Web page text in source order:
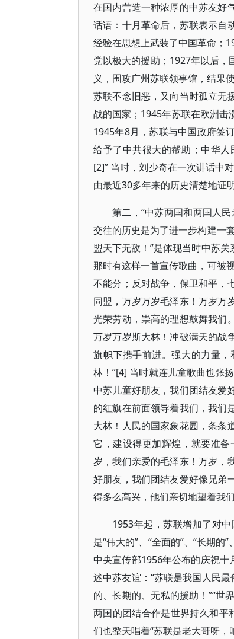
在国内营造一种浓厚的中苏友好
话语：十月革命后，苏联表示自
经验在思想上武装了中国革命；
党以极大的援助；1927年以后
义，围攻广州苏联领事馆，结果
苏联不念旧恶，又向当时孤立无
战的国家；1945年苏联在欧洲击
1945年8月，苏联与中国政府签
给予了中共很大的帮助；中华人
[2]” 当时，刘少奇在一次讲话中
由最近30多年来的历史清楚地证
第二，“中苏两国和两国人
交往的历史是为了进一步构建一
盟天下无敌！”是体现当时中苏
那时有这样一首宣传歌曲，可被
不能分；反对战争，保卫和平，
同盟，万岁万岁毛泽东！万岁万
光荣劳动，崇高的理想鼓舞我们
万岁万岁斯大林！冲破满天的战
旗帜下携手前进。强大的力量
林！”[4] 当时就连儿童歌曲也张
中苏儿童好朋友，我们团结友爱
的红旗在前面领导着我们，我们
大林！人民的国家象花园，条条
它，建设得更加辉煌，就要准
岁，我们亲爱的毛泽东！万岁，
好朋友，我们团结友爱好像兄弟
得多么高兴，他们亲切地望着我
1953年起，苏联增加了对
是“伟大的”、“全面的”、“长期的
中央宣传部1956年公布的庆祝
述中苏友谊：“苏联是我国人民
的、长期的、无私的援助！”“世
两国的团结合作是世界持久和平
们也整天唱着“苏联是老大哥呀，